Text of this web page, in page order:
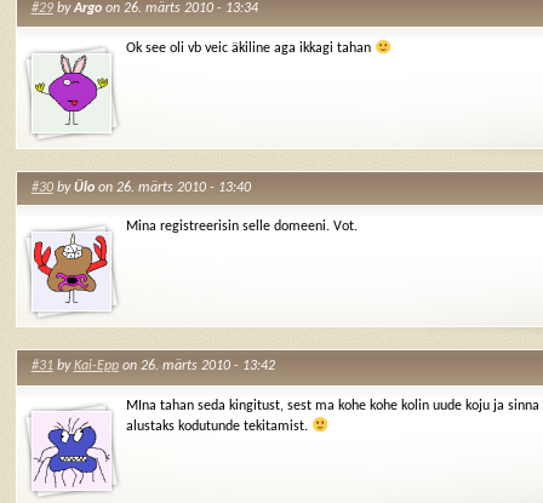
#29byArgoon 26. märts 2010 - 13:34
Ok see oli vb veic äkiline aga ikkagi tahan
#30byÜloon 26. märts 2010 - 13:40
Mina registreerisin selle domeeni. Vot.
#31byKai-Eppon 26. märts 2010 - 13:42
MIna tahan seda kingitust, sest ma kohe kohe kolin uude koju ja
alustaks kodutunde tekitamist.